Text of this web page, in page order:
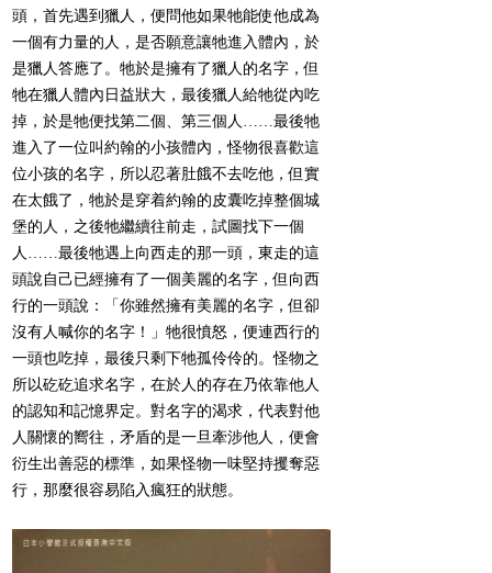
頭，首先遇到獵人，便問他如果牠能使他成為
一個有力量的人，是否願意讓牠進入體內，於
是獵人答應了。牠於是擁有了獵人的名字，但
牠在獵人體內日益狀大，最後獵人給牠從內吃
掉，於是牠便找第二個、第三個人……最後牠
進入了一位叫約翰的小孩體內，怪物很喜歡這
位小孩的名字，所以忍著肚餓不去吃他，但實
在太餓了，牠於是穿着約翰的皮囊吃掉整個城
堡的人，之後牠繼續往前走，試圖找下一個
人……最後牠遇上向西走的那一頭，東走的這
頭說自己已經擁有了一個美麗的名字，但向西
行的一頭說：「你雖然擁有美麗的名字，但卻
沒有人喊你的名字！」牠很憤怒，便連西行的
一頭也吃掉，最後只剩下牠孤伶伶的。怪物之
所以矻矻追求名字，在於人的存在乃依靠他人
的認知和記憶界定。對名字的渴求，代表對他
人關懷的嚮往，矛盾的是一旦牽涉他人，便會
衍生出善惡的標準，如果怪物一味堅持攫奪惡
行，那麼很容易陷入瘋狂的狀態。